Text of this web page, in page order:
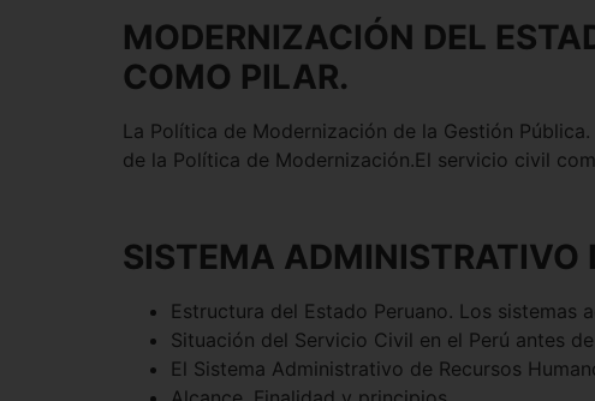
MODERNIZACIÓN DEL
COMO PILAR.
La Política de Modernización de la Gestión
de la Política de Modernización.El servicio civil
SISTEMA ADMINISTRATIVO
Estructura del Estado Peruano. Los sistemas
Situación del Servicio Civil en el Perú antes
El Sistema Administrativo de Recursos